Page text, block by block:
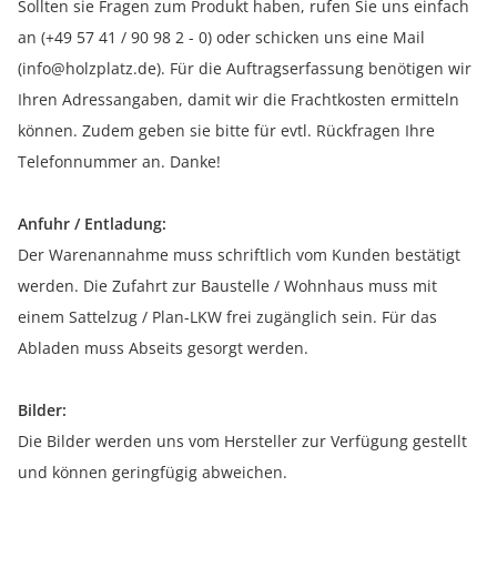
Sollten sie Fragen zum Produkt haben, rufen Sie uns einfach
an (+49 57 41 / 90 98 2 - 0) oder schicken uns eine Mail
(info@holzplatz.de). Für die Auftragserfassung benötigen wir
Ihren Adressangaben, damit wir die Frachtkosten ermitteln
können. Zudem geben sie bitte für evtl. Rückfragen Ihre
Telefonnummer an. Danke!
Anfuhr / Entladung:
Der Warenannahme muss schriftlich vom Kunden bestätigt
werden. Die Zufahrt zur Baustelle / Wohnhaus muss mit
einem Sattelzug / Plan-LKW frei zugänglich sein. Für das
Abladen muss Abseits gesorgt werden.
Bilder:
Die Bilder werden uns vom Hersteller zur Verfügung gestellt
und können geringfügig abweichen.